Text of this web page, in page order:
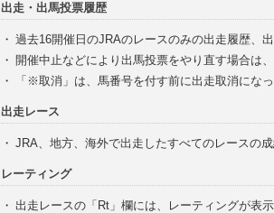
出走・出馬投票履歴
・ 過去16開催日のJRAのレースのみの出走履歴、
・ 開催中止などにより出馬投票をやり直す場合は
・
「※取消」は、馬番号を付す前に出走取消にな
出走レース
・ JRA、地方、海外で出走したすべてのレースの
レーティング
・ 出走レースの「Rt」欄には、レーティングが表